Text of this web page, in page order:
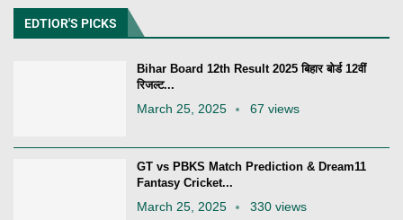
EDTIOR'S PICKS
Bihar Board 12th Result 2025 बिहार बोर्ड 12वीं
रिजल्ट...
March 25, 2025 67 views
GT vs PBKS Match Prediction & Dream11
Fantasy Cricket...
March 25, 2025 330 views